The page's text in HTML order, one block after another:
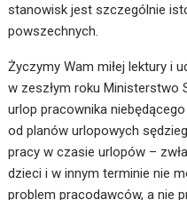
stanowisk jest szczególnie
powszechnych.
Życzymy Wam miłej lektury i
w zeszłym roku Ministerstwo
urlop pracownika
od planów urlopowych
pracy w czasie urlopów –
dzieci i w innym terminie nie
problem pracodawców, a nie